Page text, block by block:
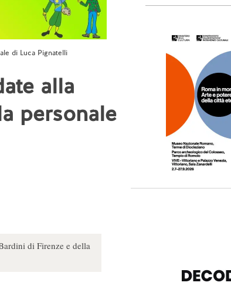
di Luca Pignatelli
alla
personale
di Firenze e della